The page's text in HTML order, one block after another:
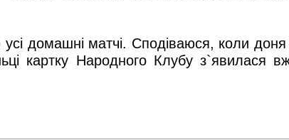
домашні матчі. Сподіваюся, коли
картку Народного Клубу